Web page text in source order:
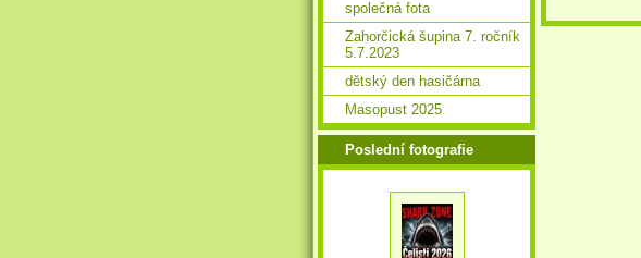
společná fota
Zahorčická šupina 7. ročník
5.7.2023
dětský den hasičárna
Masopust 2025
Poslední fotografie